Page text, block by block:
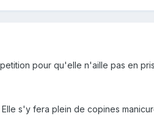
pour qu'elle n'aille pas en
s'y fera plein de copines